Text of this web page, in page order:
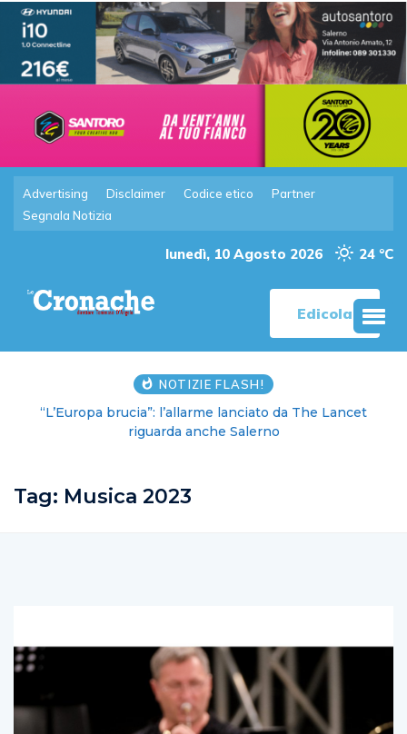
Advertising Disclaimer Codice etico
Partner
Segnala Notizia
lunedì, 10 Agosto 2026 24 °C
Edicola
NOTIZIE FLASH!
“L’Europa brucia”: l’allarme lanciato da The Lancet
riguarda anche Salerno
Tag: Musica 2023